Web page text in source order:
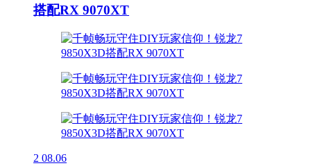
搭配RX 9070XT
2 08.06